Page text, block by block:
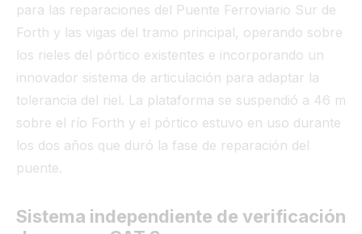
para las reparaciones del Puente Ferroviario Sur de
Forth y las vigas del tramo principal, operando sobre
los rieles del pórtico existentes e incorporando un
innovador sistema de articulación para adaptar la
tolerancia del riel. La plataforma se suspendió a 46 m
sobre el río Forth y el pórtico estuvo en uso durante
los dos años que duró la fase de reparación del
puente.
Sistema independiente de verificación